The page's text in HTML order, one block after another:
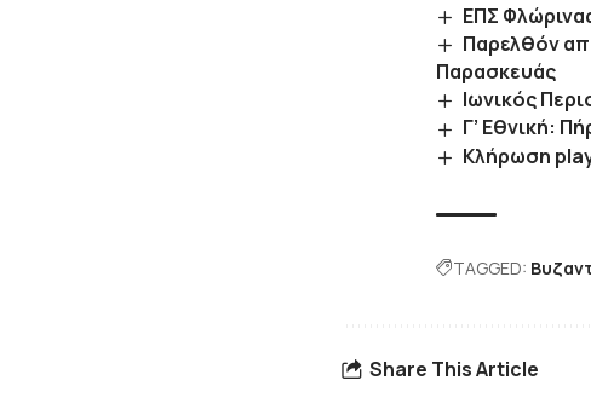
ΕΠΣ
Παρελθόν
Παρασκευάς
Ιωνικός
Γ’ Εθνική:
Κλήρωση
TAGGED:
Share This Article